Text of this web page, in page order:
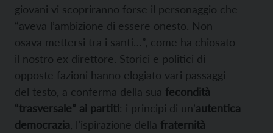
giovani vi scopriranno forse il personaggio che
“aveva l’ambizione di essere onesto. Non
osava mettersi tra i santi…”, come ha chiosato
il nostro ex direttore. Storici e politici di
opposte fazioni hanno elogiato vari passaggi
del testo, a conferma della sua fecondità
“trasversale” ai partiti: i principi di un’autentica
democrazia , l’ispirazione della fraternità